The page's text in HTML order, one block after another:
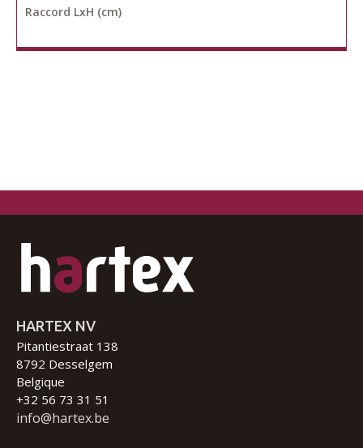
Raccord LxH (cm)
HARTEX NV
Pitantiestraat 138
8792 Desselgem
Belgique
+32 56 73 31 51
info@hartex.be